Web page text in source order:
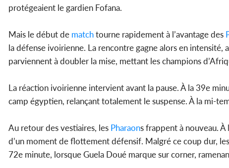
protégeaient le gardien Fofana.
Mais le début de matchtourne rapidement à l’avantage des
la défense ivoirienne. La rencontre gagne alors en
parviennent à doubler la mise, mettant les champions
La réaction ivoirienne intervient avant la pause. À la 39e
camp égyptien, relançant totalement le suspense. À la mi-
Au retour des vestiaires, les Pharaons frappent à nouveau.
d’un moment de flottement défensif. Malgré ce coup dur,
72e minute, lorsque Guela Doué marque sur corner,